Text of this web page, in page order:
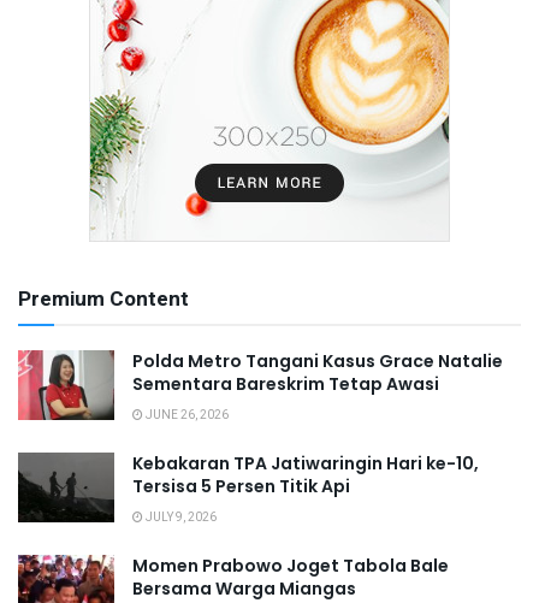
Premium Content
Polda Metro Tangani Kasus Grace Natalie
Sementara Bareskrim Tetap Awasi
JUNE 26, 2026
Kebakaran TPA Jatiwaringin Hari ke-10,
Tersisa 5 Persen Titik Api
JULY 9, 2026
Momen Prabowo Joget Tabola Bale
Bersama Warga Miangas